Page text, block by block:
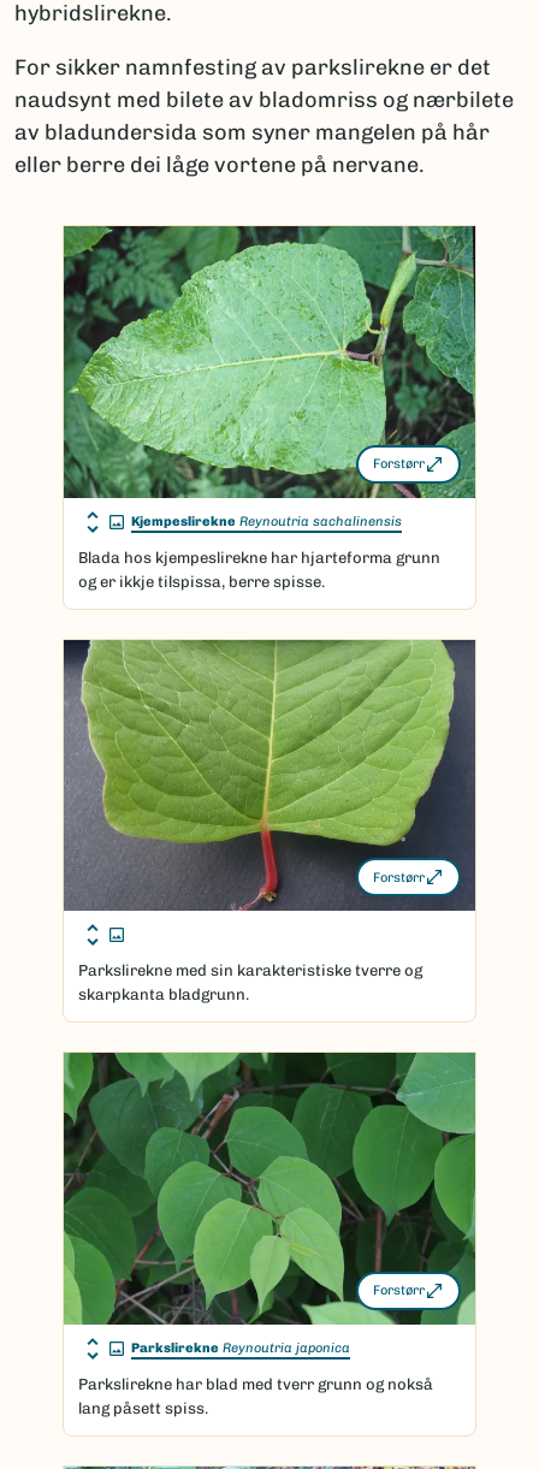
hybridslirekne.
For sikker namnfesting av parkslirekne er det
naudsynt med bilete av bladomriss og nærbilete
av bladundersida som syner mangelen på hår
eller berre dei låge vortene på nervane.
Forstørr
Kjempeslirekne Reynoutria sachalinensis
Blada hos kjempeslirekne har hjarteforma grunn
og er ikkje tilspissa, berre spisse.
Forstørr
Parkslirekne med sin karakteristiske tverre og
skarpkanta bladgrunn.
Forstørr
Parkslirekne Reynoutria japonica
Parkslirekne har blad med tverr grunn og nokså
lang påsett spiss.